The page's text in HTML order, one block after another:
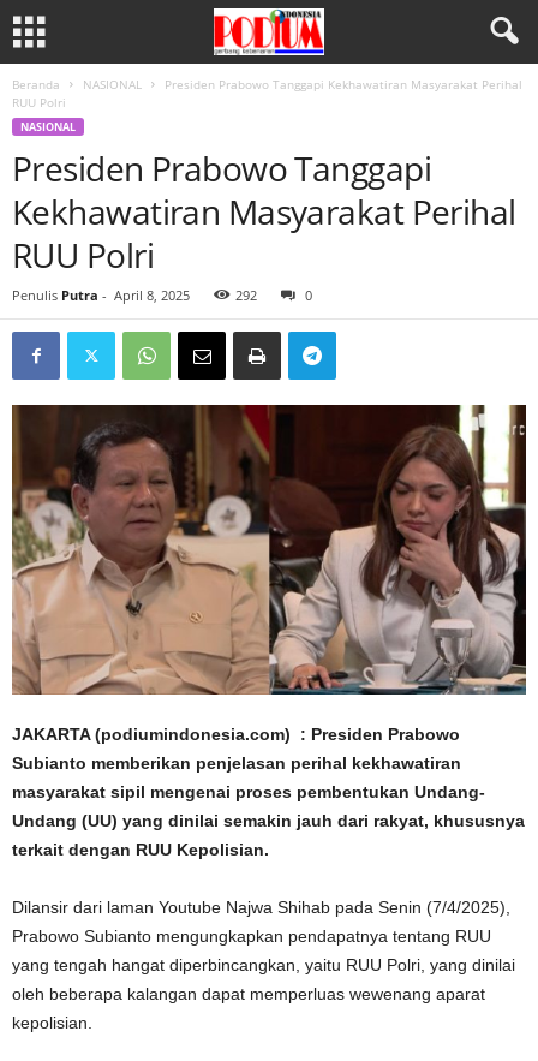
Beranda NASIONAL
Presiden Prabowo Tanggapi Kekhawatiran Masyarakat Perihal
RUU Polri
NASIONAL
Presiden Prabowo Tanggapi
Kekhawatiran Masyarakat Perihal
RUU Polri
Penulis Putra - April 8, 2025 292 0
JAKARTA (podiumindonesia.com) : Presiden Prabowo
Subianto memberikan penjelasan perihal kekhawatiran
masyarakat sipil mengenai proses pembentukan Undang-
Undang (UU) yang dinilai semakin jauh dari rakyat, khususnya
terkait dengan RUU Kepolisian.
Dilansir dari laman Youtube Najwa Shihab pada Senin (7/4/2025),
Prabowo Subianto mengungkapkan pendapatnya tentang RUU
yang tengah hangat diperbincangkan, yaitu RUU Polri, yang dinilai
oleh beberapa kalangan dapat memperluas wewenang aparat
kepolisian.